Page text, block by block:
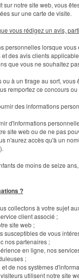
notre site web, vous
sur une carte de visite.
vous rédigez un avis,
personnelles lorsque
des avis clients
que vous ne souhaitez
à un tirage au sort,
remportez ce concours ou
des informations
d'informations
site web ou de ne pas
n'aurez accès qu'à un
de moins de seize
?
collectons à votre sujet
client associé ;
site web ;
susceptibles de vous
nos partenaires ;
en ligne, nos
;
de nos systèmes
utilisent notre site